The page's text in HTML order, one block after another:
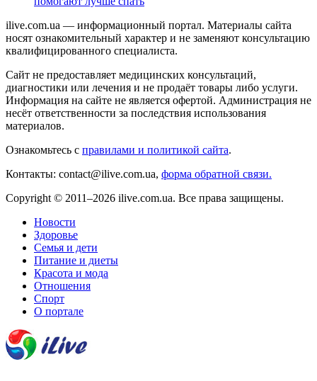
ilive.com.ua — информационный портал. Материалы сайта
носят ознакомительный характер и не заменяют консультацию
квалифицированного специалиста.
Сайт не предоставляет медицинских консультаций,
диагностики или лечения и не продаёт товары либо услуги.
Информация на сайте не является офертой. Администрация не
несёт ответственности за последствия использования
материалов.
Ознакомьтесь с правилами и политикой сайта.
Контакты: contact@ilive.com.ua, форма обратной связи.
Copyright © 2011–2026 ilive.com.ua. Все права защищены.
Новости
Здоровье
Семья и дети
Питание и диеты
Красота и мода
Отношения
Спорт
О портале